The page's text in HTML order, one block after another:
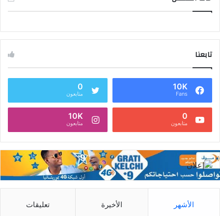
تابعنا
10K
Fans
0
متابعون
0
متابعون
10K
متابعون
الأشهر الأخيرة تعليقات